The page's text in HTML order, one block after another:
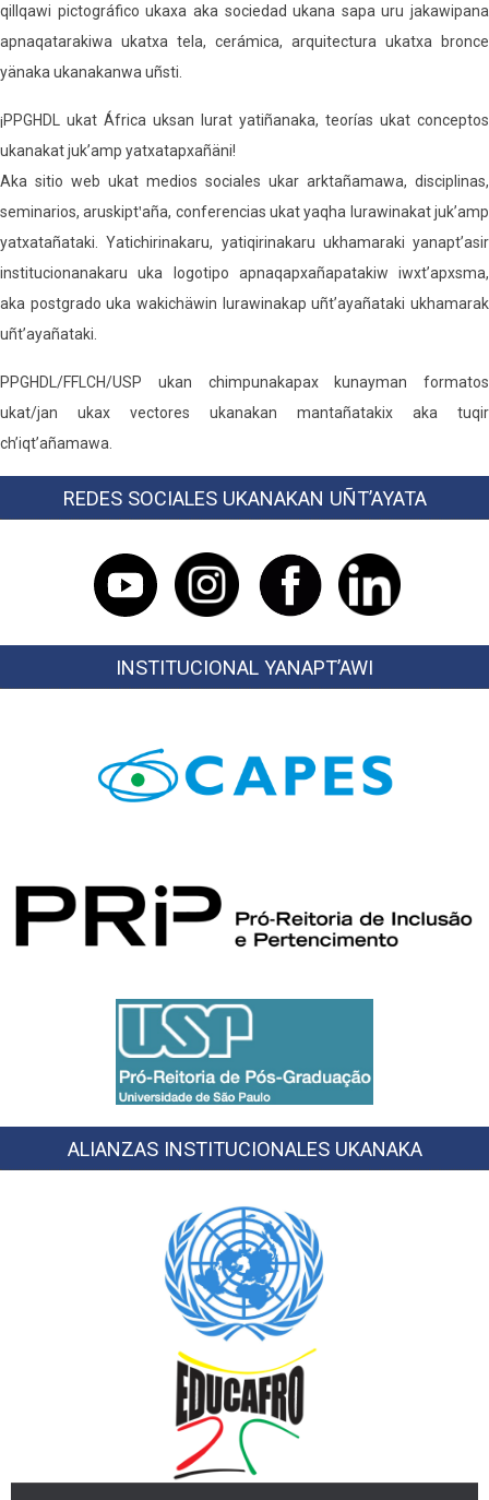
qillqawi pictográfico ukaxa aka sociedad ukana sapa uru jakawipana
apnaqatarakiwa ukatxa tela, cerámica, arquitectura ukatxa bronce
yänaka ukanakanwa uñsti.
¡PPGHDL ukat África uksan lurat yatiñanaka, teorías ukat conceptos
ukanakat juk’amp yatxatapxañäni!
Aka sitio web ukat medios sociales ukar arktañamawa, disciplinas,
seminarios, aruskiptꞌaña, conferencias ukat yaqha lurawinakat juk’amp
yatxatañataki. Yatichirinakaru, yatiqirinakaru ukhamaraki yanapt’asir
institucionanakaru uka logotipo apnaqapxañapatakiw iwxt’apxsma,
aka postgrado uka wakichäwin lurawinakap uñt’ayañataki ukhamarak
uñt’ayañataki.
PPGHDL/FFLCH/USP ukan chimpunakapax kunayman formatos
ukat/jan ukax vectores ukanakan mantañatakix aka tuqir
ch’iqt’añamawa.
REDES SOCIALES UKANAKAN UÑT’AYATA
INSTITUCIONAL YANAPT’AWI
ALIANZAS INSTITUCIONALES UKANAKA